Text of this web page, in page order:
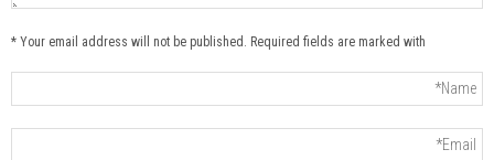
Your email address will not be published. Required fields are marked with *